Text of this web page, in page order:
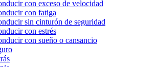
con exceso de velocidad
con fatiga
sin cinturón de seguridad
con estrés
con sueño o cansancio